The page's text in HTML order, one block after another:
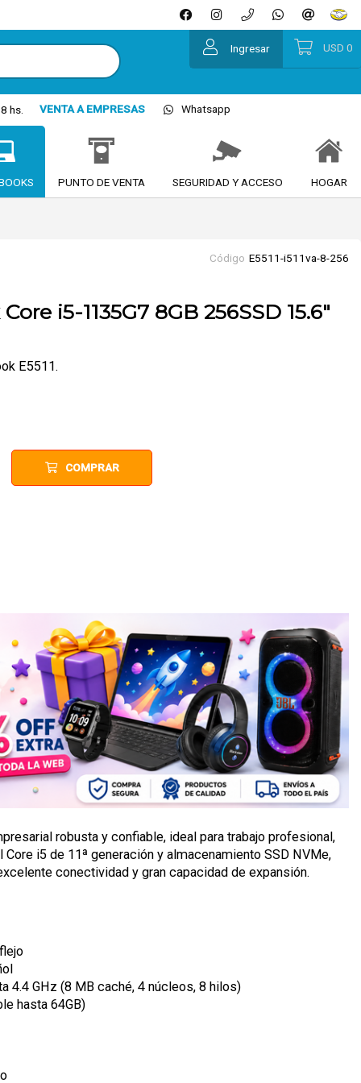
Ingresar USD 0
hs. VENTA A EMPRESAS Whatsapp
PUNTO DE VENTA SEGURIDAD Y ACCESO HOGAR
Código E5511-i511va-8-256
i5-1135G7 8GB 256SSD 15.6"
E5511.
COMPRAR
robusta y confiable, ideal para trabajo profesional,
i5 de 11ª generación y almacenamiento SSD NVMe,
conectividad y gran capacidad de expansión.
4.4 GHz (8 MB caché, 4 núcleos, 8 hilos)
hasta 64GB)